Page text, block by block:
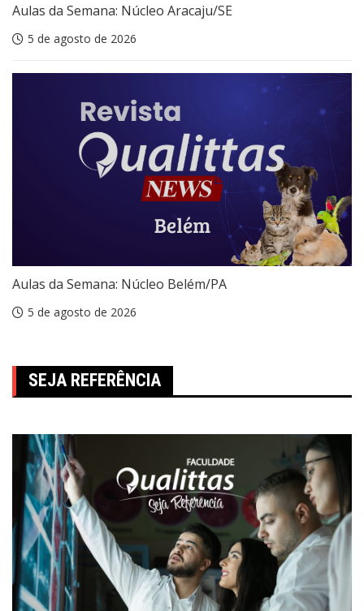
Aulas da Semana: Núcleo Aracaju/SE
5 de agosto de 2026
Aulas da Semana: Núcleo Belém/PA
5 de agosto de 2026
SEJA REFERÊNCIA